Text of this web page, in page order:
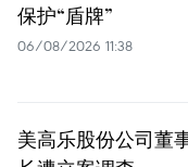
保护“盾牌”
06/08/2026 11:38
美高乐股份公司董